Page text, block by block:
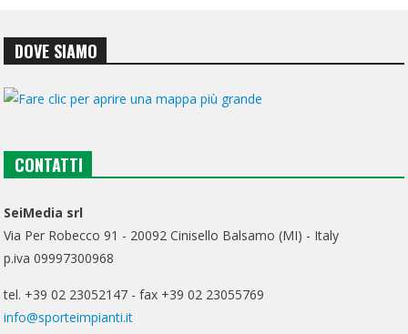
DOVE SIAMO
CONTATTI
SeiMedia srl
Via Per Robecco 91 - 20092 Cinisello Balsamo (MI) - Italy
p.iva 09997300968
tel. +39 02 23052147 - fax +39 02 23055769
info@sporteimpianti.it